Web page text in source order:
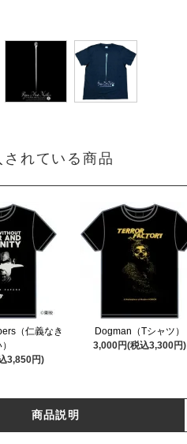
れている商品
（仁義なき
3,850円)
Dogman（Tシャツ）
3,000円(税込3,300円)
商品説明